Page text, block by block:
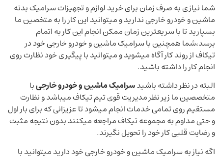
شما نیازی به صرف زمان برای خرید لوازم و تجهیزات سرامیک بدنه
ماشین و خودرو خارجی ندارید و میتوانید این کار را به متخصین ما
بسپارید تا با سریعترین زمان ممکن انجام این کار به اتمام
برسد،شما همچنین با سرامیک ماشین و خودرو خارجی خود در
تیکاف از روند کار آگاه میشوید و میتوانید با پیگیری خود نظارت روی
انجام کار را داشته باشید.
البته در نظر داشته باشیدسرامیک ماشین و خودرو خارجیبا
متخصصین ما زیر نظر مدیریت قوی تیم تیکاف میباشد و نظارت
مستقیم روی تمامی خدمات انجام میشود تا عزیزانی که برای بار اول
و حتی مداوم به مجموعه تیکاف مراجعه میکنند بدون نتیجه مثبت
و رضایت قلبی کار خود را تحویل نگیرند.
اگه نیاز به سرامیک ماشین و خودرو خارجی خود دارید میتوانید با